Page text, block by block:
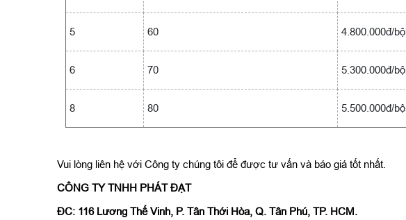
5 60 4.800.000đ/bộ
6 70 5.300.000đ/bộ
8 80 5.500.000đ/bộ
Vui lòng liên hệ với Công ty chúng tôi để được tư vấn và báo giá tốt nhất.
CÔNG TY TNHH PHÁT ĐẠT
ĐC: 116 Lương Thế Vinh, P. Tân Thới Hòa, Q. Tân Phú, TP. HCM.